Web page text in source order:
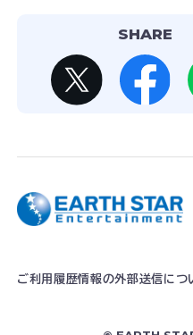
SHARE
ご利用履歴情報の外部送信につ